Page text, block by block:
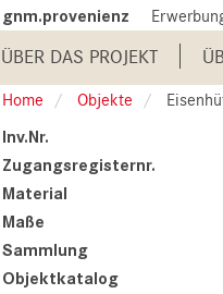
gnm.provenienz
Main
navigation
ÜBER DAS PROJEKT
Home Objekte
Inv.Nr.
Zugangsregisternr.
Material
Maße
Sammlung
Objektkatalog